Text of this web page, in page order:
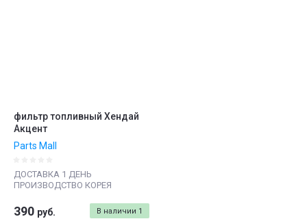
фильтр топливный Хендай
Акцент
Parts Mall
ДОСТАВКА 1 ДЕНЬ
ПРОИЗВОДСТВО КОРЕЯ
В наличии 1
390 руб.